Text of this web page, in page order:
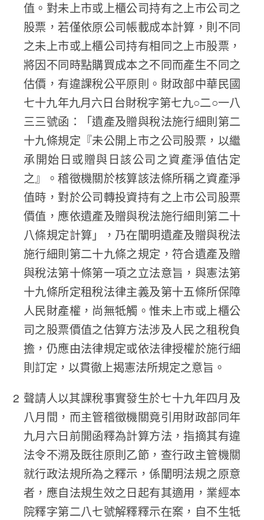
值。對未上市或上櫃公司持有之上市公司之
股票，若僅依原公司帳載成本計算，則不同
之未上市或上櫃公司持有相同之上市股票，
將因不同時點購買成本之不同而產生不同之
估價，有違課稅公平原則。財政部中華民國
七十九年九月六日台財稅字第七九○二○一八
三三號函：「遺產及贈與稅法施行細則第二
十九條規定『未公開上市之公司股票，以繼
承開始日或贈與日該公司之資產淨值估定
之』。稽徵機關於核算該法條所稱之資產淨
值時，對於公司轉投資持有之上市公司股票
價值，應依遺產及贈與稅法施行細則第二十
八條規定計算」，乃在闡明遺產及贈與稅法
施行細則第二十九條之規定，符合遺產及贈
與稅法第十條第一項之立法意旨，與憲法第
十九條所定租稅法律主義及第十五條所保障
人民財產權，尚無牴觸。惟未上市或上櫃公
司之股票價值之估算方法涉及人民之租稅負
擔，仍應由法律規定或依法律授權於施行細
則訂定，以貫徹上揭憲法所規定之意旨。
聲請人以其課稅事實發生於七十九年四月及
八月間，而主管稽徵機關竟引用財政部同年
九月六日前開函釋為計算方法，指摘其有違
法令不溯及既往原則乙節，查行政主管機關
就行政法規所為之釋示，係闡明法規之原意
者，應自法規生效之日起有其適用，業經本
院釋字第二八七號解釋釋示在案，自不生牴